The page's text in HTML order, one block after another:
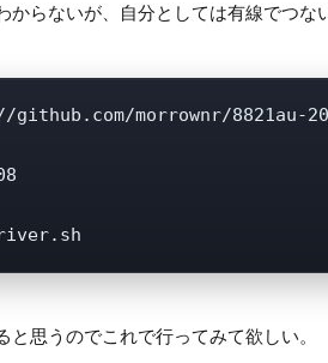
からないが、自分としては有線でつな
morrownr/8821au-
と思うのでこれで行ってみて欲しい。